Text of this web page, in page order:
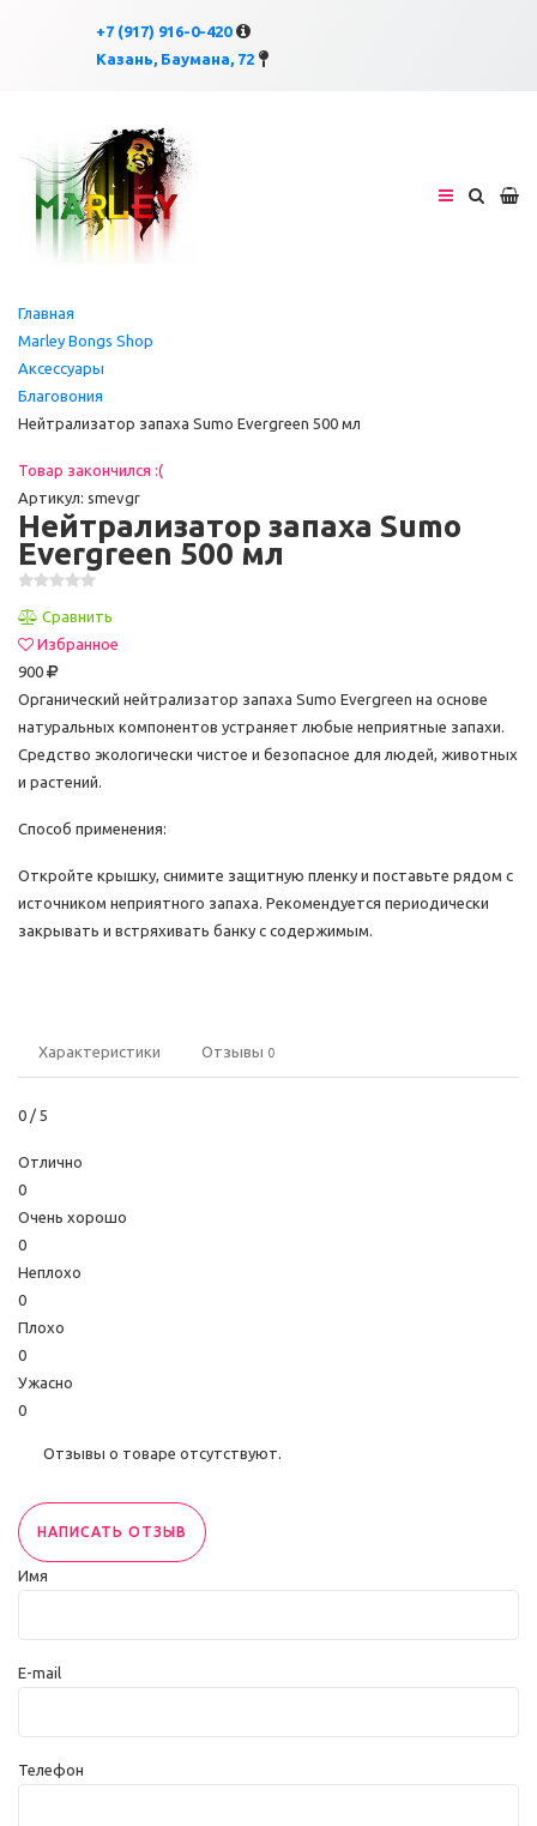
+7 (917) 916-0-420
Казань, Баумана, 72×
Главная
Marley Bongs Shop
Аксессуары
Благовония
Нейтрализатор запаха Sumo Evergreen 500 мл
Товар закончился :(
Артикул: smevgr
Нейтрализатор запаха Sumo
Evergreen 500 мл
Сравнить
Избранное
900
Органический нейтрализатор запаха Sumo Evergreen на основе
натуральных компонентов устраняет любые неприятные запахи.
Средство экологически чистое и безопасное для людей, животных
и растений.
Способ применения:
Откройте крышку, снимите защитную пленку и поставьте рядом с
источником неприятного запаха. Рекомендуется периодически
закрывать и встряхивать банку с содержимым.
Характеристики Отзывы 0
0 / 5
Отлично
0
Очень хорошо
0
Неплохо
0
Плохо
0
Ужасно
0
Отзывы о товаре отсутствуют.
НАПИСАТЬ ОТЗЫВ
Имя
E-mail
Телефон